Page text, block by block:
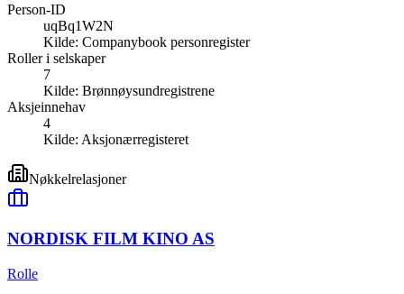
Person-ID
uqBq1W2N
Kilde: Companybook personregister
Roller i selskaper
7
Kilde: Brønnøysundregistrene
Aksjeinnehav
4
Kilde: Aksjonærregisteret
Nøkkelrelasjoner
NORDISK FILM KINO AS
Rolle